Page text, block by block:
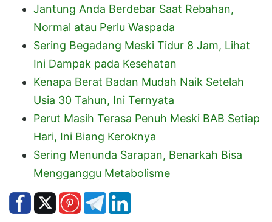
Jantung Anda Berdebar Saat Rebahan,
Normal atau Perlu Waspada
Sering Begadang Meski Tidur 8 Jam, Lihat
Ini Dampak pada Kesehatan
Kenapa Berat Badan Mudah Naik Setelah
Usia 30 Tahun, Ini Ternyata
Perut Masih Terasa Penuh Meski BAB Setiap
Hari, Ini Biang Keroknya
Sering Menunda Sarapan, Benarkah Bisa
Mengganggu Metabolisme